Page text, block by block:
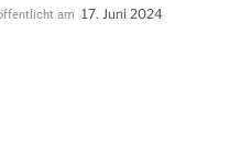
am 17. Juni 2024